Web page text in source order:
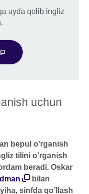
uyda qolib ingliz
uchun
bepul o'rganish
tilini o'rganish
beradi. Oskar
bilan
sinfda qo’llash